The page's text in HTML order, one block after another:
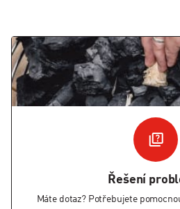
Řešení
Máte dotaz? Potřebujete